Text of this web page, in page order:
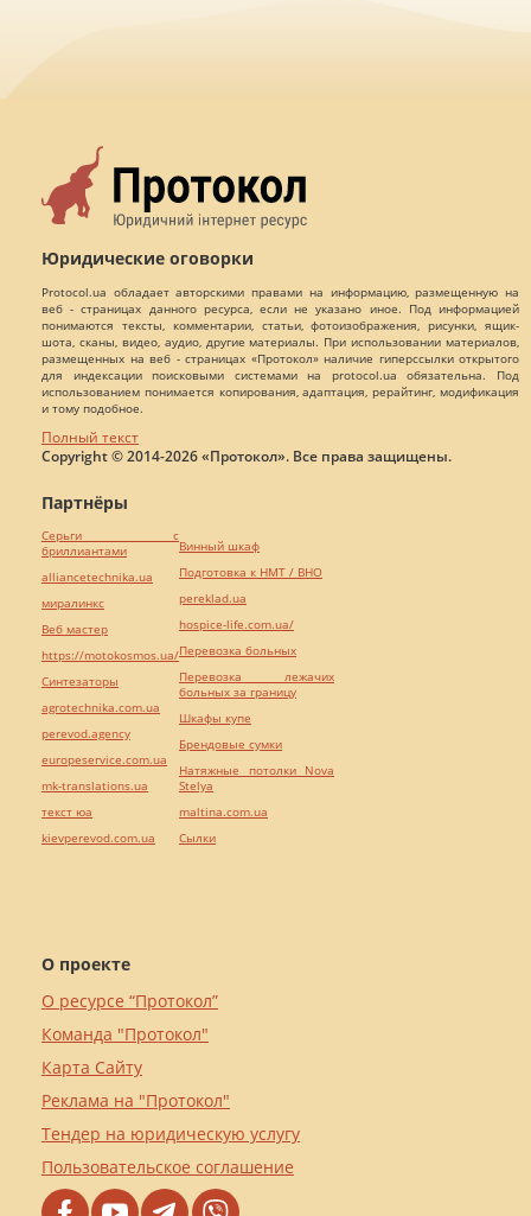
Юридические оговорки
Protocol.ua обладает авторскими правами на информацию, размещенную на
веб - страницах данного ресурса, если не указано иное. Под информацией
понимаются тексты, комментарии, статьи, фотоизображения, рисунки, ящик-
шота, сканы, видео, аудио, другие материалы. При использовании материалов,
размещенных на веб - страницах «Протокол» наличие гиперссылки открытого
для индексации поисковыми системами на protocol.ua обязательна. Под
использованием понимается копирования, адаптация, рерайтинг, модификация
и тому подобное.
Полный текст
Copyright © 2014-2026 «Протокол». Все права защищены.
О проекте
О ресурсе “Протокол”
Команда "Протокол"
Карта Сайту
Реклама на "Протокол"
Тендер на юридическую услугу
Пользовательское соглашение
Партнёры
Серьги с
бриллиантами
alliancetechnika.ua
миралинкс
Веб мастер
https://motokosmos.ua/
Синтезаторы
agrotechnika.com.ua
perevod.agency
europeservice.com.ua
mk-translations.ua
текст юа
kievperevod.com.ua
Винный шкаф
Подготовка к НМТ / ВНО
pereklad.ua
hospice-life.com.ua/
Перевозка больных
Перевозка лежачих
больных за границу
Шкафы купе
Брендовые сумки
Натяжные потолки Nova
Stelya
maltina.com.ua
Cылки